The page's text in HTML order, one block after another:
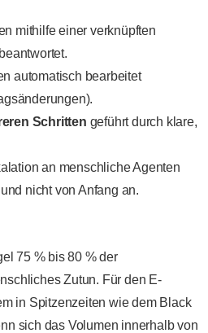
mithilfe einer verknüpften
automatisch bearbeitet
Schritten geführt durch klare,
an menschliche Agenten
nicht von Anfang an.
75 % bis 80 % der
Zutun. Für den E-
in Spitzenzeiten wie dem Black
sich das Volumen innerhalb von